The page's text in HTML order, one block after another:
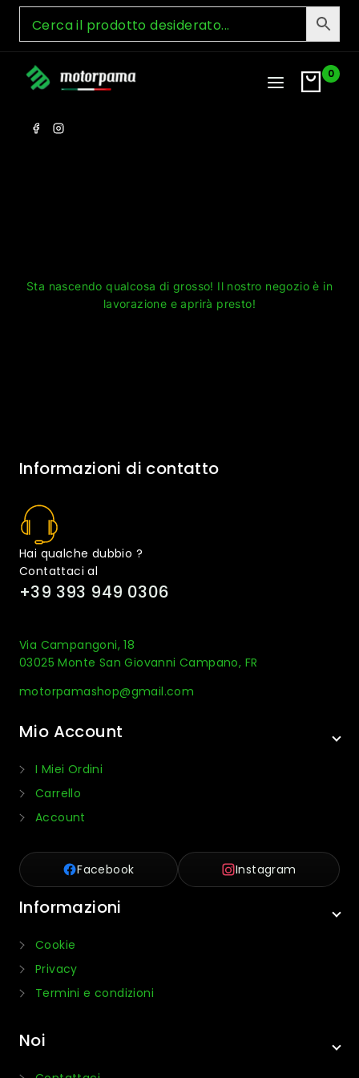
Skip
content
0
Sta nascendo qualcosa di grosso! Il nostro negozio è in
lavorazione e aprirà presto!
Informazioni di contatto
Hai qualche dubbio ?
Contattaci al
+39 393 949 0306
Via Campangoni, 18
03025 Monte San Giovanni Campano, FR
motorpamashop@gmail.com
Mio Account
I Miei Ordini
Carrello
Account
Facebook Instagram
Informazioni
Cookie
Privacy
Termini e condizioni
Noi